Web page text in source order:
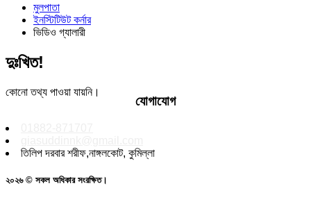
মুলপাতা
ইনস্টিটিউট কর্নার
ভিডিও গ্যালারী
দুঃখিত!
কোনো তথ্য পাওয়া যায়নি।
যোগাযোগ
তিলিপ দরবার শরীফ,নাঙ্গলকোট, কুমিল্লা
২০২৬ © সকল অধিকার সংরক্ষিত।